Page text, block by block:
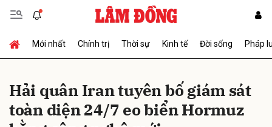
Mới nhất Chính trị Thời sự Kinh tế Đời sống Pháp
Hải quân Iran tuyên bố giám sát
toàn diện 24/7 eo biển Hormuz
Gửi bình luận